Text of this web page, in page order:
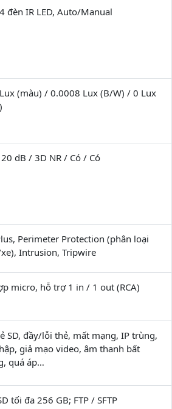
đèn IR LED, Auto/Manual
(màu) / 0.0008 Lux (B/W) / 0 Lux
dB / 3D NR / Có / Có
Perimeter Protection (phân loại
Intrusion, Tripwire
micro, hỗ trợ 1 in / 1 out (RCA)
SD, đầy/lỗi thẻ, mất mạng, IP trùng,
giả mạo video, âm thanh bất
quá áp…
tối đa 256 GB; FTP / SFTP